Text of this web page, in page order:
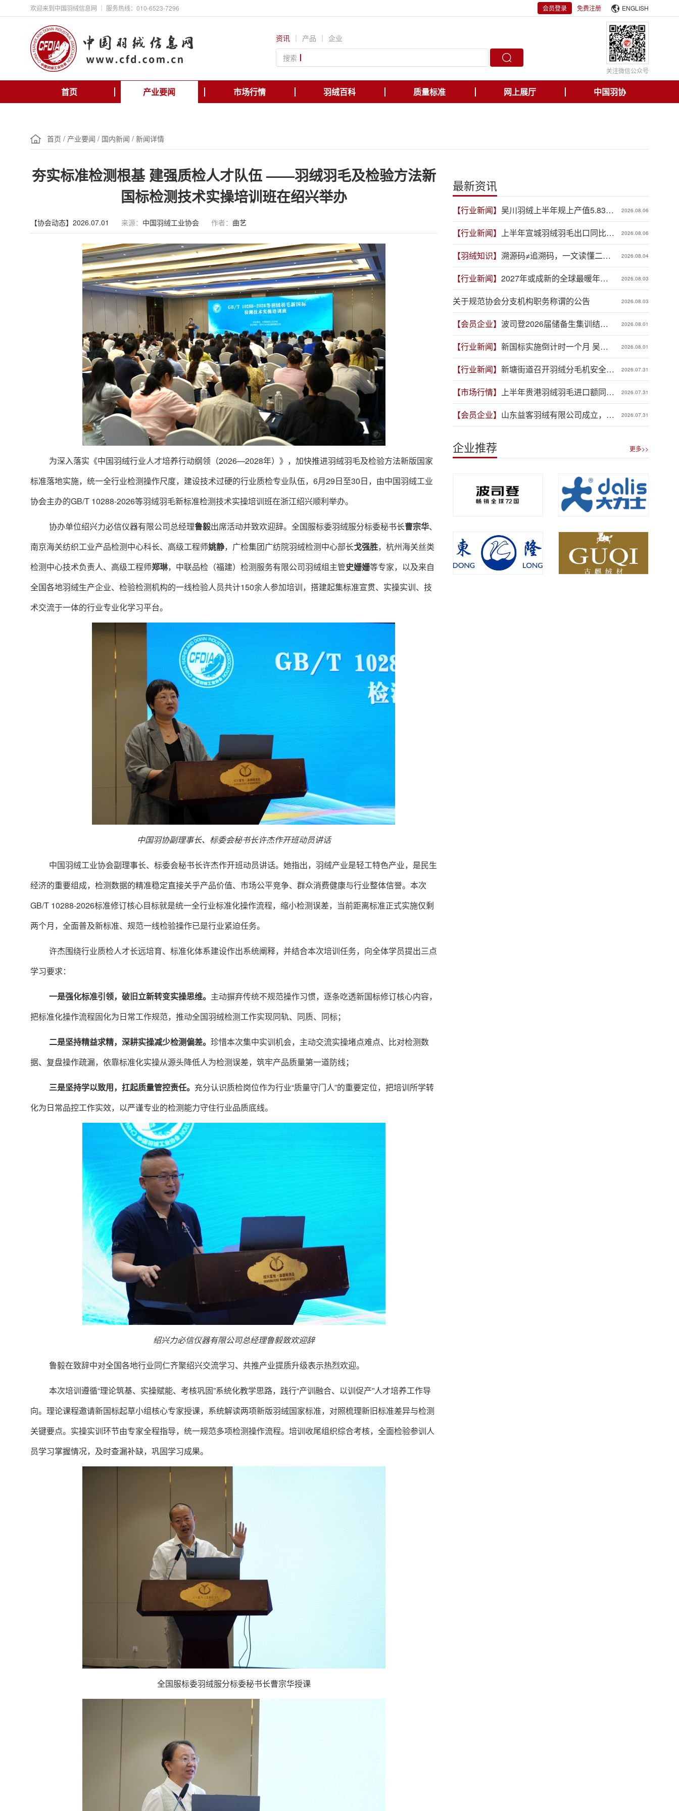
欢迎来到中国羽绒信息网 ｜ 服务热线：010-6523-7296 会员登录 免费注册 ENGLISH
资讯 ｜ 产品 ｜ 企业
搜索
关注微信公众号
首页 产业要闻 市场行情 羽绒百科 质量标准 网上展厅 中国羽协
首页 / 产业要闻 / 国内新闻 / 新闻详情
夯实标准检测根基 建强质检人才队伍 ——羽绒羽毛及检验方法新
国标检测技术实操培训班在绍兴举办
【协会动态】2026.07.01 来源： 中国羽绒工业协会 作者： 曲艺
为深入落实《中国羽绒行业人才培养行动纲领（2026—2028年）》，加快推进羽绒羽毛及检验方法新版国家
标准落地实施，统一全行业检测操作尺度，建设技术过硬的行业质检专业队伍， 6月29日至30日，由中国羽绒工业
协会主办的GB/T 10288-2026等羽绒羽毛新标准检测技术实操培训班在浙江绍兴顺利举办。
协办单位绍兴力必信仪器有限公司总经理鲁毅出席活动并致欢迎辞。全国服标委羽绒服分标委秘书长曹宗华、
南京海关纺织工业产品检测中心科长、高级工程师姚静，广检集团广纺院羽绒检测中心部长戈强胜，杭州海关丝类
检测中心技术负责人、高级工程师郑琳，中联品检（福建）检测服务有限公司羽绒组主管史姗姗等专家，以及来自
全国各地羽绒生产企业、检验检测机构的一线检验人员共计150余人参加培训，搭建起集标准宣贯、实操实训、技
术交流于一体的行业专业化学习平台。
中国羽协副理事长、标委会秘书长许杰作开班动员讲话
中国羽绒工业协会副理事长、标委会秘书长许杰作开班动员讲话。她指出，羽绒产业是轻工特色产业，是民生
经济的重要组成，检测数据的精准稳定直接关乎产品价值、市场公平竞争、群众消费健康与行业整体信誉。 本次
GB/T 10288-2026标准修订核心目标就是统一全行业标准化操作流程，缩小检测误差，当前距离标准正式实施仅剩
两个月，全面普及新标准、规范一线检验操作已是行业紧迫任务。
许杰围绕行业质检人才长远培育、标准化体系建设作出系统阐释，并结合本次培训任务，向全体学员提出三点
学习要求：
一是强化标准引领，破旧立新转变实操思维。 主动摒弃传统不规范操作习惯，逐条吃透新国标修订核心内容，
把标准化操作流程固化为日常工作规范，推动全国羽绒检测工作实现同轨、同质、同标；
二是坚持精益求精，深耕实操减少检测偏差。珍惜本次集中实训机会，主动交流实操堵点难点、比对检测数
据、复盘操作疏漏，依靠标准化实操从源头降低人为检测误差，筑牢产品质量第一道防线；
三是坚持学以致用，扛起质量管控责任。 充分认识质检岗位作为行业“质量守门人”的重要定位，把培训所学转
化为日常品控工作实效，以严谨专业的检测能力守住行业品质底线。
绍兴力必信仪器有限公司总经理鲁毅致欢迎辞
鲁毅在致辞中对全国各地行业同仁齐聚绍兴交流学习、共推产业提质升级表示热烈欢迎。
本次培训遵循“理论筑基、实操赋能、考核巩固”系统化教学思路，践行“产训融合、以训促产”人才培养工作导
向。 理论课程邀请新国标起草小组核心专家授课，系统解读两项新版羽绒国家标准，对照梳理新旧标准差异与检测
关键要点。实操实训环节由专家全程指导，统一规范多项检测操作流程。培训收尾组织综合考核，全面检验参训人
员学习掌握情况，及时查漏补缺，巩固学习成果。
全国服标委羽绒服分标委秘书长曹宗华授课
最新资讯
【行业新闻】 吴川羽绒上半年规上产值5.83亿
元，同比增长19.3%
2026.08.06
【行业新闻】 上半年宣城羽绒羽毛出口同比增
长41.9%
2026.08.06
【羽绒知识】 溯源码≠追溯码，一文读懂二者
区别
2026.08.04
【行业新闻】 2027年或成新的全球最暖年
份，对羽绒产业有何影响？
2026.08.03
关于规范协会分支机构职务称谓的公告 2026.08.03
【会员企业】 波司登2026届储备生集训结
营，青春力量赋能品牌新程
2026.08.01
【行业新闻】 新国标实施倒计时一个月 吴川
羽绒企业集体“抢跑”新规
2026.08.01
【行业新闻】 新塘街道召开羽绒分毛机安全生
产专项整治推进会
2026.07.31
【市场行情】 上半年贵港羽绒羽毛进口额同比
增长88.1%
2026.07.31
【会员企业】 山东益客羽绒有限公司成立，加
码羽毛绒制品全产业链布局
2026.07.31
企业推荐 更多>>